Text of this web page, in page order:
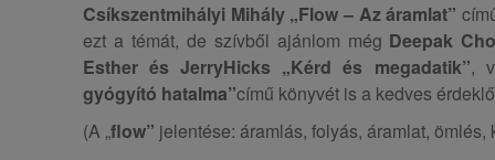
Csíkszentmihályi Mihály „Flow – Az áramlat”
ezt a témát, de szívből ajánlom még Deepak
Esther és JerryHicks „Kérd és megadatik”,
gyógyító hatalma”című könyvét is a kedves
(A „flow” jelentése: áramlás, folyás, áramlat, ömlés,